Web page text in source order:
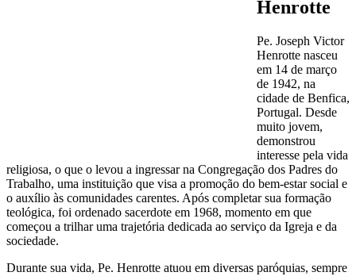
Henrotte
Pe. Joseph Victor
Henrotte nasceu
em 14 de março
de 1942, na
cidade de Benfica,
Portugal. Desde
muito jovem,
demonstrou
interesse pela vida
religiosa, o que o levou a ingressar na Congregação dos Padres do
Trabalho, uma instituição que visa a promoção do bem-estar social e
o auxílio às comunidades carentes. Após completar sua formação
teológica, foi ordenado sacerdote em 1968, momento em que
começou a trilhar uma trajetória dedicada ao serviço da Igreja e da
sociedade.
Durante sua vida, Pe. Henrotte atuou em diversas paróquias, sempre